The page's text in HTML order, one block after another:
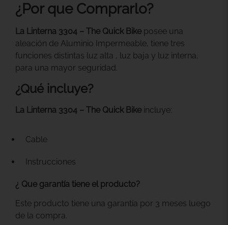
¿Por que Comprarlo?
La Linterna 3304 – The Quick Bike posee una
aleación de Aluminio Impermeable, tiene tres
funciones distintas luz alta , luz baja y luz interna,
para una mayor seguridad.
¿Qué incluye?
La Linterna 3304 – The Quick Bike incluye:
Cable
Instrucciones
¿ Que garantía tiene el producto?
Este producto tiene una garantía por 3 meses luego
de la compra.